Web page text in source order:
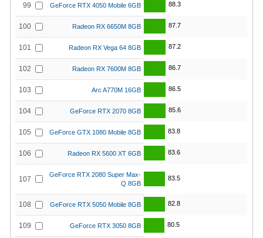
99 GeForce RTX 4050 Mobile 6GB 88.3
100 Radeon RX 6650M 8GB 87.7
101 Radeon RX Vega 64 8GB 87.2
102 Radeon RX 7600M 8GB 86.7
103 Arc A770M 16GB 86.5
104 GeForce RTX 2070 8GB 85.6
105 GeForce GTX 1080 Mobile 8GB 83.8
106 Radeon RX 5600 XT 6GB 83.6
107
GeForce RTX 2080 Super Max-
Q 8GB
83.5
108 GeForce RTX 5050 Mobile 8GB 82.8
109 GeForce RTX 3050 8GB 80.5